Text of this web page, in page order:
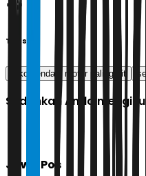
Tags
rekomendasi motor paling irit
Sudahkah Anda
Jawa Pos